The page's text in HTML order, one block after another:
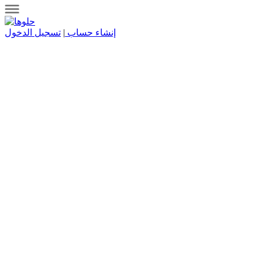
إنشاء حساب | تسجيل الدخول